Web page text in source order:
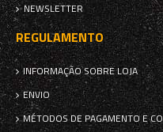
NEWSLETTER
REGULAMENTO
INFORMAÇÃO SOBRE LOJA
ENVIO
MÉTODOS DE PAGAMENTO E